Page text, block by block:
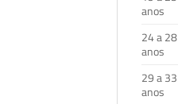
anos
24 a 28
anos
29 a 33
anos